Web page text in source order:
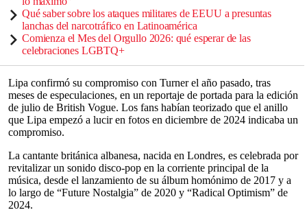
Qué saber sobre los ataques militares de EEUU a presuntas
lanchas del narcotráfico en Latinoamérica
Comienza el Mes del Orgullo 2026: qué esperar de las
celebraciones LGBTQ+
Lipa confirmó su compromiso con Turner el año pasado, tras
meses de especulaciones, en un reportaje de portada para la edición
de julio de British Vogue. Los fans habían teorizado que el anillo
que Lipa empezó a lucir en fotos en diciembre de 2024 indicaba un
compromiso.
La cantante británica albanesa, nacida en Londres, es celebrada por
revitalizar un sonido disco-pop en la corriente principal de la
música, desde el lanzamiento de su álbum homónimo de 2017 y a
lo largo de “Future Nostalgia” de 2020 y “Radical Optimism” de
2024.